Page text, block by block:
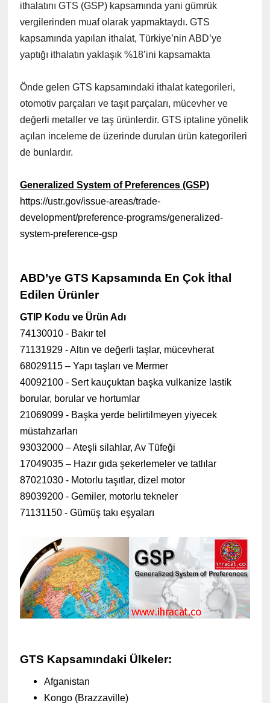
ithalatını GTS (GSP) kapsamında yani gümrük
vergilerinden muaf olarak yapmaktaydı. GTS
kapsamında yapılan ithalat, Türkiye’nin ABD’ye
yaptığı ithalatın yaklaşık %18’ini kapsamakta
Önde gelen GTS kapsamındaki ithalat kategorileri,
otomotiv parçaları ve taşıt parçaları, mücevher ve
değerli metaller ve taş ürünlerdir. GTS iptaline yönelik
açılan inceleme de üzerinde durulan ürün kategorileri
de bunlardır.
Generalized System of Preferences (GSP)
https://ustr.gov/issue-areas/trade-
development/preference-programs/generalized-
system-preference-gsp
ABD’ye GTS Kapsamında En Çok İthal
Edilen Ürünler
GTIP Kodu ve Ürün Adı
74130010 - Bakır tel
71131929 - Altın ve değerli taşlar, mücevherat
68029115 – Yapı taşları ve Mermer
40092100 - Sert kauçuktan başka vulkanize lastik
borular, borular ve hortumlar
21069099 - Başka yerde belirtilmeyen yiyecek
müstahzarları
93032000 – Ateşli silahlar, Av Tüfeği
17049035 – Hazır gıda şekerlemeler ve tatlılar
87021030 - Motorlu taşıtlar, dizel motor
89039200 - Gemiler, motorlu tekneler
71131150 - Gümüş takı eşyaları
GTS Kapsamındaki Ülkeler:
Afganistan
Kongo (Brazzaville)